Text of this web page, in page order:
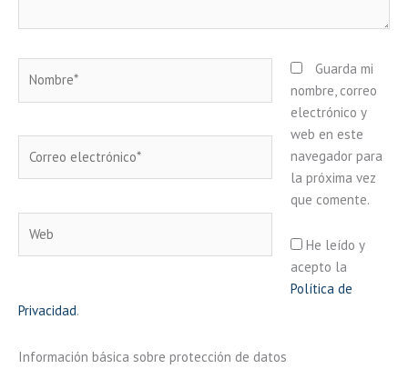
electrónico*
Guarda mi
nombre, correo
electrónico y
web en este
navegador para
la próxima vez
que comente.
He leído y
acepto la
Política de
Privacidad.
Información básica sobre protección de datos